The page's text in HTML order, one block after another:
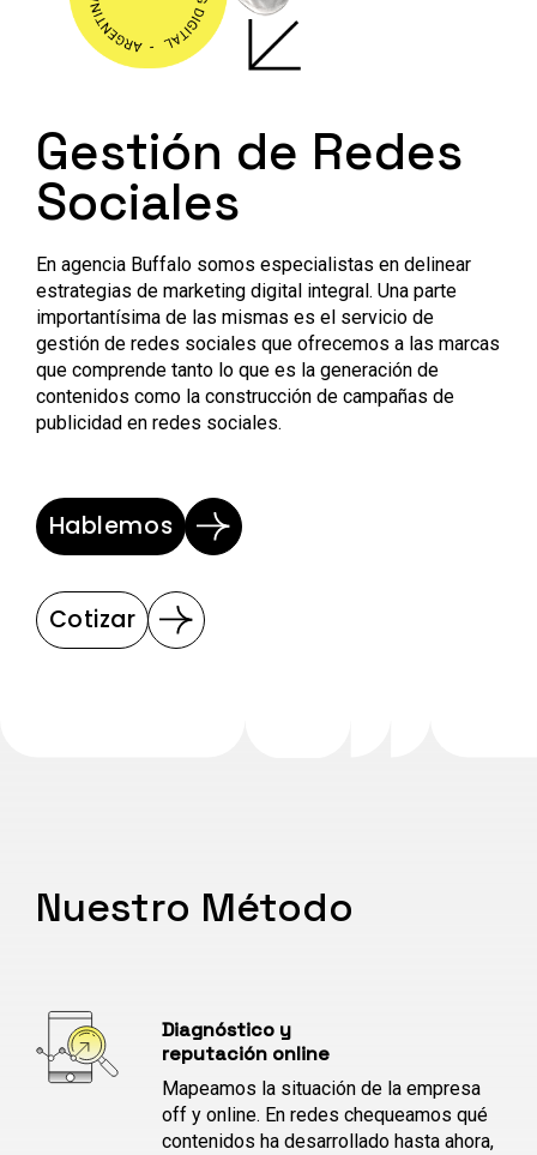
Gestión de Redes
Sociales
En agencia Buffalo somos especialistas en delinear
estrategias de marketing digital integral. Una parte
importantísima de las mismas es el servicio de
gestión de redes sociales que ofrecemos a las marcas
que comprende tanto lo que es la generación de
contenidos como la construcción de campañas de
publicidad en redes sociales.
Hablemos
Cotizar
Nuestro Método
Diagnóstico y
reputación online
Mapeamos la situación de la empresa
off y online. En redes chequeamos qué
contenidos ha desarrollado hasta ahora,